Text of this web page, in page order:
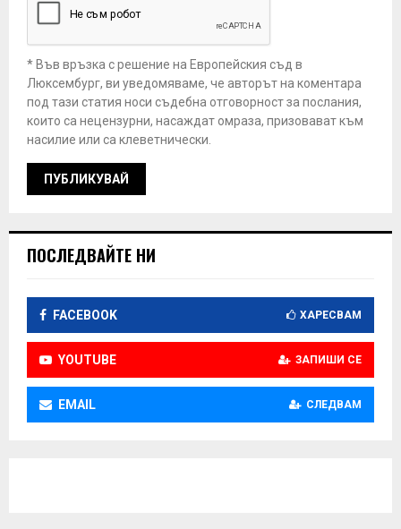
* Във връзка с решение на Европейския съд в
Люксембург, ви уведомяваме, че авторът на коментара
под тази статия носи съдебна отговорност за послания,
които са нецензурни, насаждат омраза, призовават към
насилие или са клеветнически.
ПОСЛЕДВАЙТЕ НИ
FACEBOOK ХАРЕСВАМ
YOUTUBE ЗАПИШИ СЕ
EMAIL СЛЕДВАМ